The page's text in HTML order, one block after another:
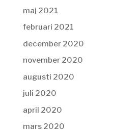
maj 2021
februari 2021
december 2020
november 2020
augusti 2020
juli 2020
april 2020
mars 2020